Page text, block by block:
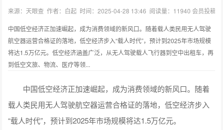
来源：天眼查 作者：白起 时间：2025-04-28 13:46 阅读量：11940 会员投稿
中国低空经济正加速崛起，成为消费领域的新风口。随着载人类民用无人驾驶
航空器运营合格证的落地，低空经济步入“载人时代”，预计到2025年市场规模
将达1.5万亿元。低空经济涵盖广泛，从无人驾驶载人飞行器到空中出租车，再
到低空文旅、物流、医疗等领...
中国低空经济正加速崛起，成为消费领域的新风口。随着
载人类民用无人驾驶航空器运营合格证的落地，低空经济步入
“载人时代”，预计到2025年市场规模将达1.5万亿元。